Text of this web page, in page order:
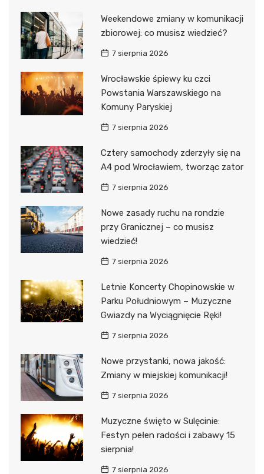
Weekendowe zmiany w komunikacji
zbiorowej: co musisz wiedzieć?
7 sierpnia 2026
Wrocławskie śpiewy ku czci
Powstania Warszawskiego na
Komuny Paryskiej
7 sierpnia 2026
Cztery samochody zderzyły się na
A4 pod Wrocławiem, tworząc zator
7 sierpnia 2026
Nowe zasady ruchu na rondzie
przy Granicznej – co musisz
wiedzieć!
7 sierpnia 2026
Letnie Koncerty Chopinowskie w
Parku Południowym – Muzyczne
Gwiazdy na Wyciągnięcie Ręki!
7 sierpnia 2026
Nowe przystanki, nowa jakość:
Zmiany w miejskiej komunikacji!
7 sierpnia 2026
Muzyczne święto w Sulęcinie:
Festyn pełen radości i zabawy 15
sierpnia!
7 sierpnia 2026